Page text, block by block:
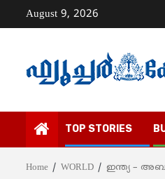
August 9, 2026
TOP STORIES
Home WORLD ഇന്ത്യ –